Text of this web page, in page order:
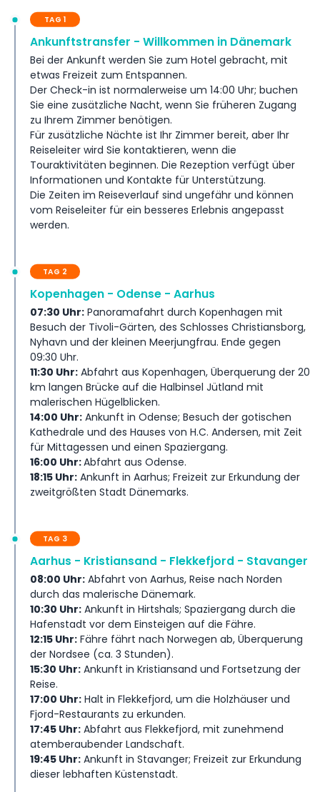
Sehenswürdigkeiten und charmante Altstädte. Der Von
Kopenhagen bis Helsinki Reiseverlauf stellt sicher, dass Sie
die Highlights Nordeuropas erleben und macht es zum
ultimativen Skandinavien-Reisepaket. Ob Sie durch
Kopenhagens historische Straßen schlendern oder Helsinkis
lebendige Kultur erkunden möchten, dieses Kopenhagen bis
Helsinki Tourpaket bietet ein unvergessliches Reiseerlebnis.
Buchen Sie diese Von Kopenhagen bis Helsinki - 9 Nächte &
10 Tage Reise für ein nahtloses und bereicherndes
skandinavisches Abenteuer, perfekt für alle, die das Beste
Nordeuropas in einer gut organisierten Tour entdecken
möchten. Diese Kopenhagen bis Helsinki Tour ist die ideale
Wahl für Ihren nächsten Urlaub und kombiniert Komfort,
erfahrene Führer und sehenswerten Attraktionen in ganz
Skandinavien.
Geschäftsbedingungen
Zahlungsbedingungen
TAG 1
Ankunftstransfer - Willkommen in Dänemark
Bei der Ankunft werden Sie zum Hotel gebracht, mit
etwas Freizeit zum Entspannen.
Der Check-in ist normalerweise um 14:00 Uhr; buchen
Sie eine zusätzliche Nacht, wenn Sie früheren Zugang
zu Ihrem Zimmer benötigen.
Für zusätzliche Nächte ist Ihr Zimmer bereit, aber Ihr
Reiseleiter wird Sie kontaktieren, wenn die
Touraktivitäten beginnen. Die Rezeption verfügt über
Informationen und Kontakte für Unterstützung.
Die Zeiten im Reiseverlauf sind ungefähr und können
vom Reiseleiter für ein besseres Erlebnis angepasst
werden.
TAG 2
Kopenhagen - Odense - Aarhus
07:30 Uhr: Panoramafahrt durch Kopenhagen mit
Besuch der Tivoli-Gärten, des Schlosses Christiansborg,
Nyhavn und der kleinen Meerjungfrau. Ende gegen
09:30 Uhr.
11:30 Uhr: Abfahrt aus Kopenhagen, Überquerung der 20
km langen Brücke auf die Halbinsel Jütland mit
malerischen Hügelblicken.
14:00 Uhr: Ankunft in Odense; Besuch der gotischen
Kathedrale und des Hauses von H.C. Andersen, mit Zeit
für Mittagessen und einen Spaziergang.
16:00 Uhr:Abfahrt aus Odense.
18:15 Uhr: Ankunft in Aarhus; Freizeit zur Erkundung der
zweitgrößten Stadt Dänemarks.
TAG 3
Aarhus - Kristiansand - Flekkefjord - Stavanger
08:00 Uhr: Abfahrt von Aarhus, Reise nach Norden
durch das malerische Dänemark.
10:30 Uhr: Ankunft in Hirtshals; Spaziergang durch die
Hafenstadt vor dem Einsteigen auf die Fähre.
12:15 Uhr: Fähre fährt nach Norwegen ab, Überquerung
der Nordsee (ca. 3 Stunden).
15:30 Uhr: Ankunft in Kristiansand und Fortsetzung der
Reise.
17:00 Uhr: Halt in Flekkefjord, um die Holzhäuser und
Fjord-Restaurants zu erkunden.
17:45 Uhr: Abfahrt aus Flekkefjord, mit zunehmend
atemberaubender Landschaft.
19:45 Uhr: Ankunft in Stavanger; Freizeit zur Erkundung
dieser lebhaften Küstenstadt.